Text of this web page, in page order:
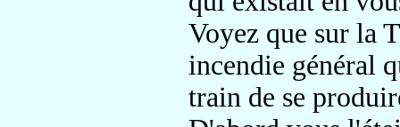
Voyez que sur la
incendie général
train de se